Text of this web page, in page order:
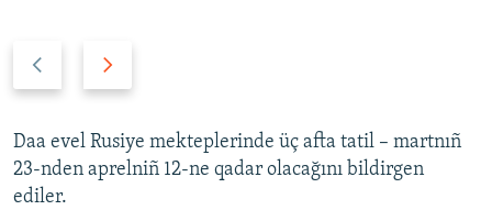
v
i
o
t
s
Daa evel Rusiye mekteplerinde üç afta tatil – martnıñ
23-nden aprelniñ 12-ne qadar olacağını bildirgen
ediler.